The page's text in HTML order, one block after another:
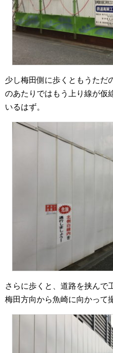
少し梅田側に歩くともうただ
のあたりではもう上り線が仮
いるはず。
さらに歩くと、道路を挟んで
梅田方向から魚崎に向かって